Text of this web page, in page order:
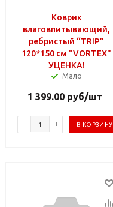
Коврик
влаговпитывающий,
ребристый “TRIP”
120*150 см "VORTEX"
УЦЕНКА!
Мало
1 399.00 руб/шт
В КОРЗИНУ